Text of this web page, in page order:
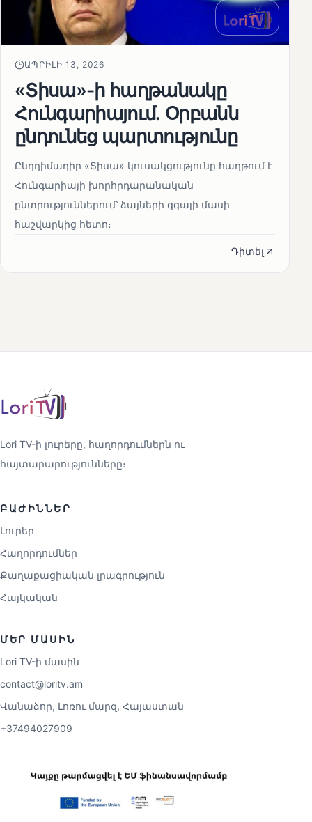
ԱՊՐԻԼԻ 13, 2026
«Տիսա»-ի հաղթանակը
Հունգարիայում․ Օրբանն
ընդունեց պարտությունը
Ընդդիմադիր «Տիսա» կուսակցությունը հաղթում է
Հունգարիայի խորհրդարանական
ընտրություններում՝ ձայների զգալի մասի
հաշվարկից հետո։
Դիտել
Lori TV-ի լուրերը, հաղորդումներն ու
հայտարարությունները։
ԲԱԺԻՆՆԵՐ
Լուրեր
Հաղորդումներ
Քաղաքացիական լրագրություն
Հայկական
ՄԵՐ ՄԱՍԻՆ
Lori TV-ի մասին
contact@loritv.am
Վանաձոր, Լոռու մարզ, Հայաստան
+37494027909